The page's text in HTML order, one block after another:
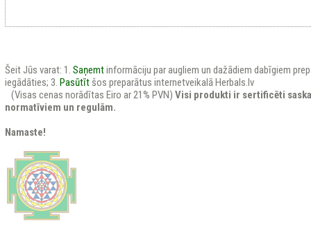
Šeit Jūs varat: 1. Saņemtinformāciju par augliem un dažādiem dabīgiem
iegādāties; 3. Pasūtītšos preparātus internetveikalā Herbals.lv
(Visas cenas norādītas Eiro ar 21% PVN) Visi produkti ir sertificēti
normatīviem un regulām.
Namaste!